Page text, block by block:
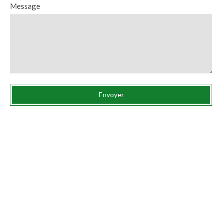
Message
Envoyer